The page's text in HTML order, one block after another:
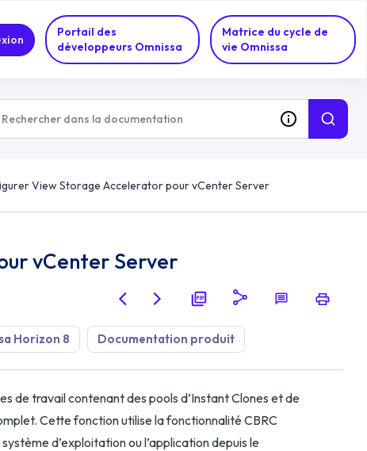
Portail des
développeurs Omnissa
Matrice du cycle de
vie Omnissa
View Storage Accelerator pour vCenter Server
vCenter Server
Horizon 8 Documentation produit
de travail contenant des pools d’Instant Clones et de
Cette fonction utilise la fonctionnalité CBRC
d’exploitation ou l’application depuis le